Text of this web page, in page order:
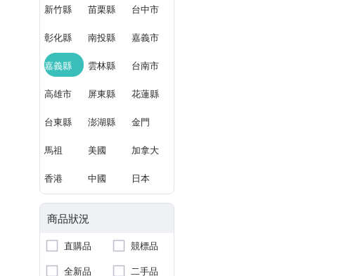
新竹縣 苗栗縣 台中市
彰化縣 南投縣 嘉義市
嘉義縣 雲林縣 台南市
高雄市 屏東縣 花蓮縣
台東縣 澎湖縣 金門
馬祖 美國 加拿大
香港 中國 日本
商品狀況
直購品
競標品
全新品
二手品